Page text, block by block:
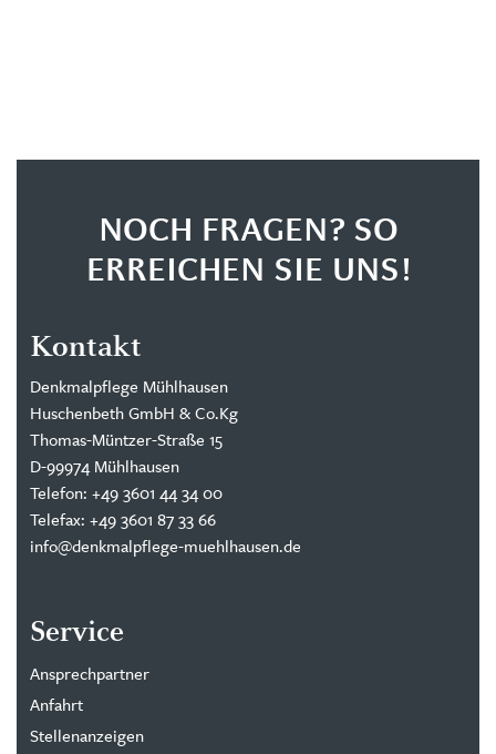
NOCH FRAGEN? SO
ERREICHEN SIE UNS!
Kontakt
Denkmalpflege Mühlhausen
Huschenbeth GmbH & Co.Kg
Thomas-Müntzer-Straße 15
D-99974 Mühlhausen
Telefon: +49 3601 44 34 00
Telefax: +49 3601 87 33 66
info@denkmalpflege-muehlhausen.de
Service
Ansprechpartner
Anfahrt
Stellenanzeigen